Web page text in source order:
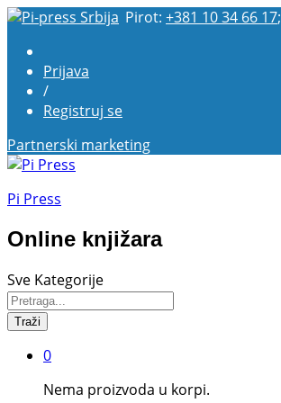
Pirot: +381 10 34 66 17;
Prijava
/
Registruj se
Partnerski marketing
Pi Press
Online knjižara
Sve Kategorije
Traži
0
Nema proizvoda u korpi.